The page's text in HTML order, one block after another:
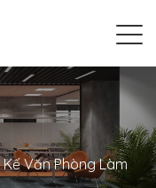
Văn Phòng Làm